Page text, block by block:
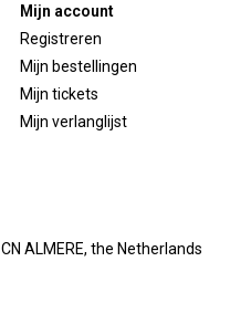
Mijn account
Registreren
Mijn bestellingen
Mijn tickets
Mijn verlanglijst
ALMERE, the Netherlands